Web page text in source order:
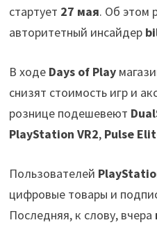
стартует 27 мая. Об этом
авторитетный инсайдер
В ходе Days of Play
снизят стоимость игр и
рознице подешевеют
PlayStation VR2,Pulse
Пользователей
цифровые товары и
Последняя, к слову, вчера